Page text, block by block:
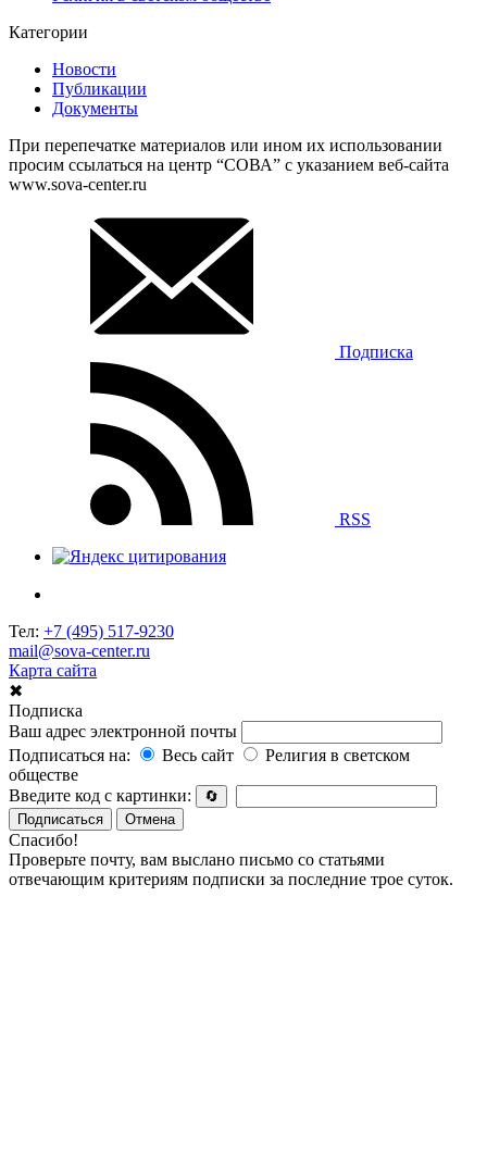
Категории
Новости
Публикации
Документы
При перепечатке материалов или ином их использовании
просим ссылаться на центр “СОВА” с указанием веб-сайта
www.sova-center.ru
Подписка
RSS
Тел: +7 (495) 517-9230
mail@sova-center.ru
Карта сайта
✖
Подписка
Ваш адрес электронной почты
Подписаться на:
Весь сайт
Религия в светском
обществе
Введите код с картинки:
🔄
Подписаться
Отмена
Спасибо!
Проверьте почту, вам выслано письмо со статьями
отвечающим критериям подписки за последние трое суток.